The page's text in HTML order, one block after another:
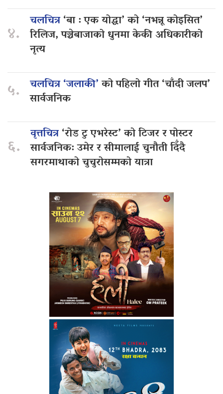
४.
चलचित्र‘बा : एक योद्धा’ को ‘नभन्नू कोइसित’
रिलिज, पञ्चेबाजाको धुनमा केकी अधिकारीको
नृत्य
५. चलचित्र ‘जलाकी’को पहिलो गीत ‘चाँदी जलप’
सार्वजनिक
६.
वृत्तचित्र‘रोड टु एभरेस्ट’ को टिजर र पोस्टर
सार्वजनिक: उमेर र सीमालाई चुनौती दिँदै
सगरमाथाको चुचुरोसम्मको यात्रा